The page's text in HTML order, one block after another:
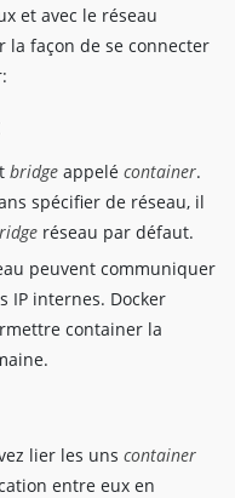
et avec le réseau
façon de se connecter
bridge appelé container.
spécifier de réseau, il
réseau par défaut.
peuvent communiquer
IP internes. Docker
container la
lier les uns container
entre eux en